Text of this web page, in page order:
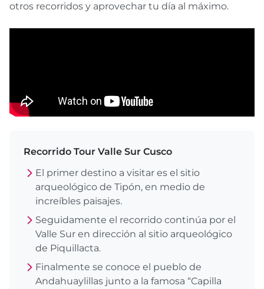
otros recorridos y aprovechar tu día al máximo.
Recorrido Tour Valle Sur Cusco
El primer destino a visitar es el sitio
arqueológico de Tipón, en medio de
increíbles paisajes.
Seguidamente el recorrido continúa por el
Valle Sur en dirección al sitio arqueológico
de Piquillacta.
Finalmente se conoce el pueblo de
Andahuaylillas junto a la famosa “Capilla